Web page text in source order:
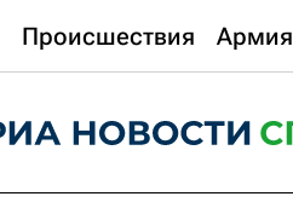
Происшествия Армия